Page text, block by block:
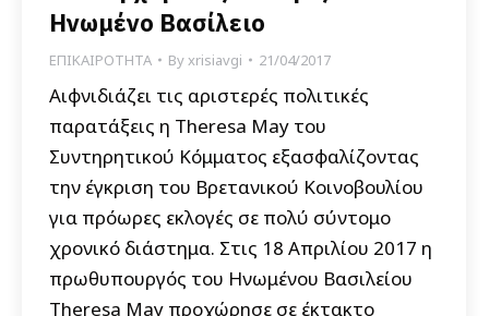
Ηνωμένο Βασίλειο
ΕΠΙΚΑΙΡΟΤΗΤΑ Byxrisiavgi 21/04/2017
Αιφνιδιάζει τις αριστερές πολιτικές
παρατάξεις η Theresa May του
Συντηρητικού Κόμματος εξασφαλίζοντας
την έγκριση του Βρετανικού Κοινοβουλίου
για πρόωρες εκλογές σε πολύ σύντομο
χρονικό διάστημα. Στις 18 Απριλίου 2017 η
πρωθυπουργός του Ηνωμένου Βασιλείου
Theresa May προχώρησε σε έκτακτο